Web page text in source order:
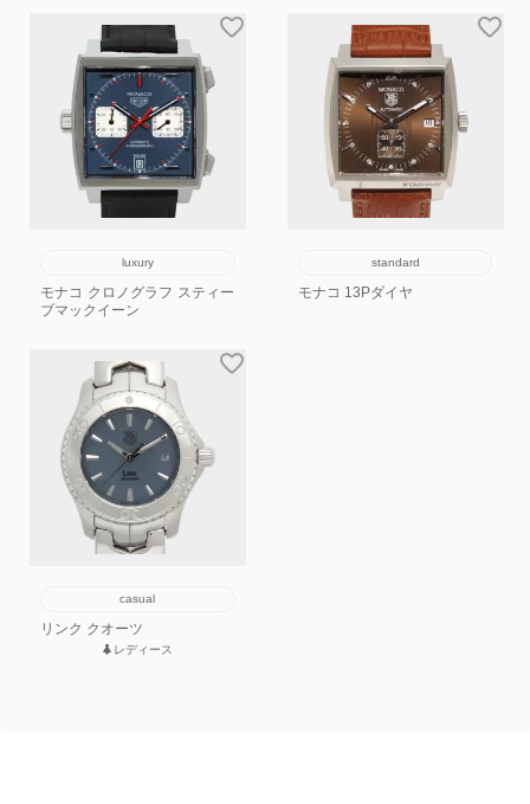
luxury
モナコ クロノグラフ スティー
ブマックイーン
standard
モナコ 13Pダイヤ
casual
リンク クオーツ
レディース